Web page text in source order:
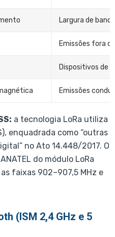
Largura de
Emissões fora
Dispositivos de
Emissões
a tecnologia LoRa utiliza
enquadrada como “outras
no Ato 14.448/2017. O
do módulo LoRa
faixas 902–907,5 MHz e
(ISM 2,4 GHz e 5